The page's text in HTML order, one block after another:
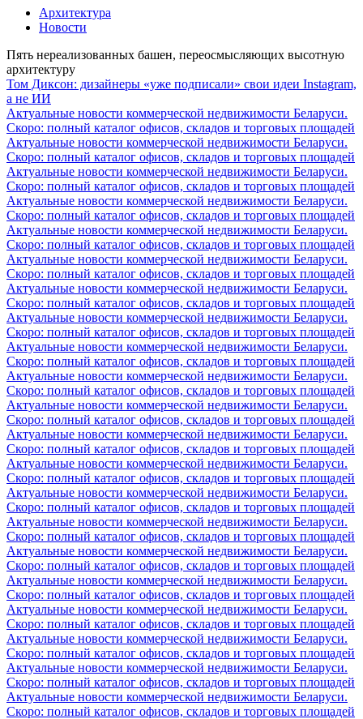
Архитектура
Новости
Пять нереализованных башен, переосмысляющих высотную
архитектуру
Том Диксон: дизайнеры «уже подписали» свои идеи Instagram,
а не ИИ
Актуальные новости коммерческой недвижимости Беларуси.
Скоро: полный каталог офисов, складов и торговых площадей
Актуальные новости коммерческой недвижимости Беларуси.
Скоро: полный каталог офисов, складов и торговых площадей
Актуальные новости коммерческой недвижимости Беларуси.
Скоро: полный каталог офисов, складов и торговых площадей
Актуальные новости коммерческой недвижимости Беларуси.
Скоро: полный каталог офисов, складов и торговых площадей
Актуальные новости коммерческой недвижимости Беларуси.
Скоро: полный каталог офисов, складов и торговых площадей
Актуальные новости коммерческой недвижимости Беларуси.
Скоро: полный каталог офисов, складов и торговых площадей
Актуальные новости коммерческой недвижимости Беларуси.
Скоро: полный каталог офисов, складов и торговых площадей
Актуальные новости коммерческой недвижимости Беларуси.
Скоро: полный каталог офисов, складов и торговых площадей
Актуальные новости коммерческой недвижимости Беларуси.
Скоро: полный каталог офисов, складов и торговых площадей
Актуальные новости коммерческой недвижимости Беларуси.
Скоро: полный каталог офисов, складов и торговых площадей
Актуальные новости коммерческой недвижимости Беларуси.
Скоро: полный каталог офисов, складов и торговых площадей
Актуальные новости коммерческой недвижимости Беларуси.
Скоро: полный каталог офисов, складов и торговых площадей
Актуальные новости коммерческой недвижимости Беларуси.
Скоро: полный каталог офисов, складов и торговых площадей
Актуальные новости коммерческой недвижимости Беларуси.
Скоро: полный каталог офисов, складов и торговых площадей
Актуальные новости коммерческой недвижимости Беларуси.
Скоро: полный каталог офисов, складов и торговых площадей
Актуальные новости коммерческой недвижимости Беларуси.
Скоро: полный каталог офисов, складов и торговых площадей
Актуальные новости коммерческой недвижимости Беларуси.
Скоро: полный каталог офисов, складов и торговых площадей
Актуальные новости коммерческой недвижимости Беларуси.
Скоро: полный каталог офисов, складов и торговых площадей
Актуальные новости коммерческой недвижимости Беларуси.
Скоро: полный каталог офисов, складов и торговых площадей
Актуальные новости коммерческой недвижимости Беларуси.
Скоро: полный каталог офисов, складов и торговых площадей
Актуальные новости коммерческой недвижимости Беларуси.
Скоро: полный каталог офисов, складов и торговых площадей